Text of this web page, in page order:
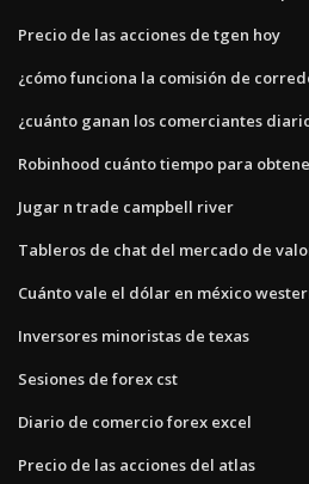
Precio de las acciones de tgen hoy
¿cómo funciona la comisión de
¿cuánto ganan los comerciantes
Robinhood cuánto tiempo para
Jugar n trade campbell river
Tableros de chat del mercado de
Cuánto vale el dólar en méxico
Inversores minoristas de texas
Sesiones de forex cst
Diario de comercio forex excel
Precio de las acciones del atlas